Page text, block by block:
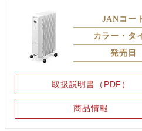
JANコー
カラー・タ
発売日
取扱説明書（PDF）
商品情報